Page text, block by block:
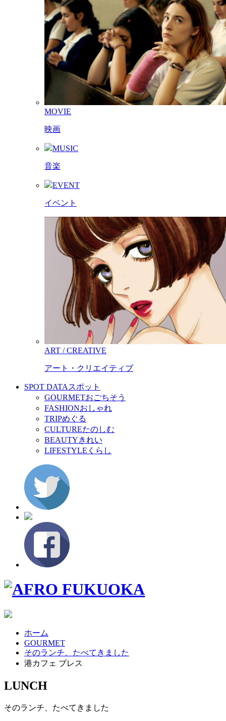
MOVIE
映画
MUSIC
音楽
EVENT
イベント
ART / CREATIVE
アート・クリエイティブ
SPOT DATA スポット
GOURMETおごちそう
FASHIONおしゃれ
TRIPめぐる
CULTUREたのしむ
BEAUTYきれい
LIFESTYLE くらし
ホーム
GOURMET
そのランチ、たべてきました
港カフェ ブレス
LUNCH
そのランチ、たべてきました